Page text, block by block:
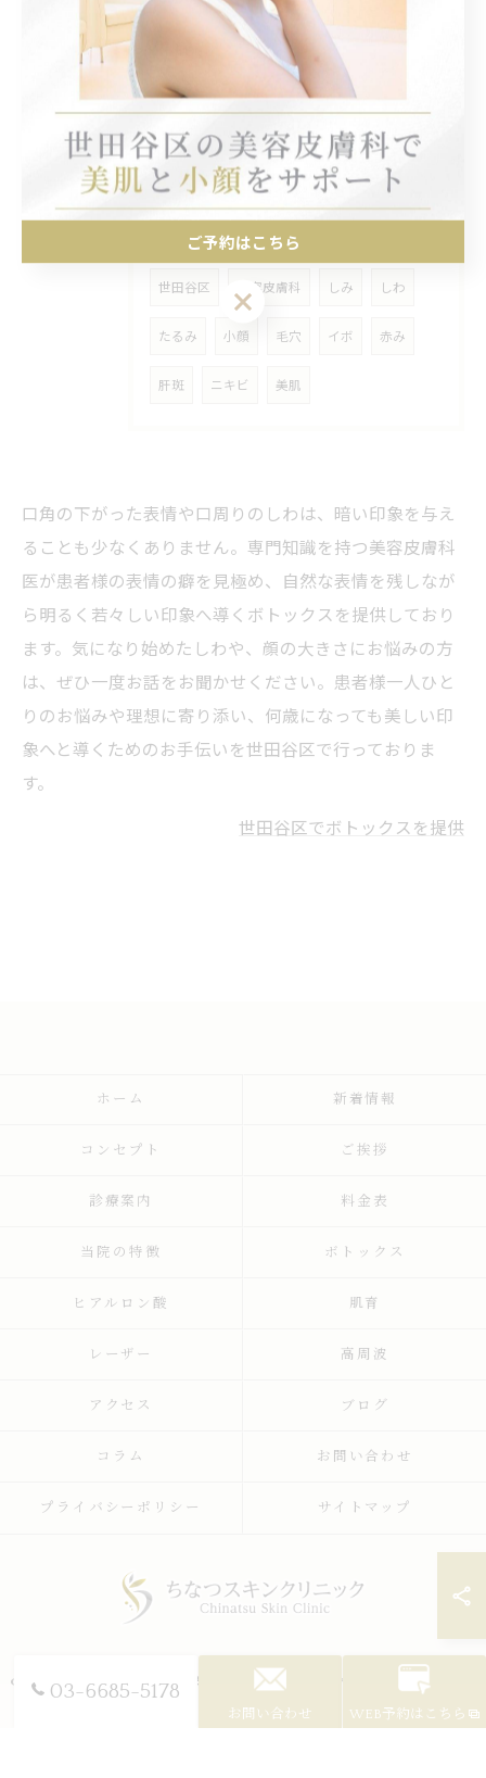
2025/08/04
タグ Tags
世田谷区 美容皮膚科 しみ しわ
たるみ 小顔 毛穴 イボ 赤み
肝斑 ニキビ 美肌
口角の下がった表情や口周りのしわは、暗い印象を与え
ることも少なくありません。専門知識を持つ美容皮膚科
医が患者様の表情の癖を見極め、自然な表情を残しなが
ら明るく若々しい印象へ導くボトックスを提供しており
ます。気になり始めたしわや、顔の大きさにお悩みの方
は、ぜひ一度お話をお聞かせください。患者様一人ひと
りのお悩みや理想に寄り添い、何歳になっても美しい印
象へと導くためのお手伝いを世田谷区で行っておりま
す。
世田谷区でボトックスを提供
03-6685-5178
お問い合わせ WEB予約はこちら
ホーム 新着情報
コンセプト ご挨拶
診療案内 料金表
当院の特徴 ボトックス
ヒアルロン酸 肌育
レーザー 高周波
アクセス ブログ
コラム お問い合わせ
プライバシーポリシー サイトマップ
© 2026 東京都世田谷区の美容皮膚科ならちなつスキンクリニック ALL RIGHTS
RESERVED.
ご予約はこちら
ご予約はこちら